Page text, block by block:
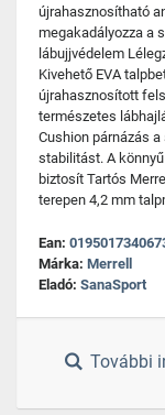
újrahasznosítható
megakadályozza a
lábujjvédelem
Kivehető EVA
újrahasznosított
természetes
Cushion párnázás
stabilitást. A
biztosít Tartós
terepen 4,2 mm
Ean:
Márka: Merrell
Eladó: SanaSport
További